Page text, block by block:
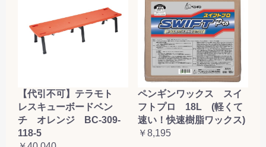
【代引不可】テラモト
レスキューボードベン
チ オレンジ BC-309-
118-5
ペンギンワックス スイ
フトプロ 18L (軽くて
速い！快速樹脂ワックス)
￥8,195